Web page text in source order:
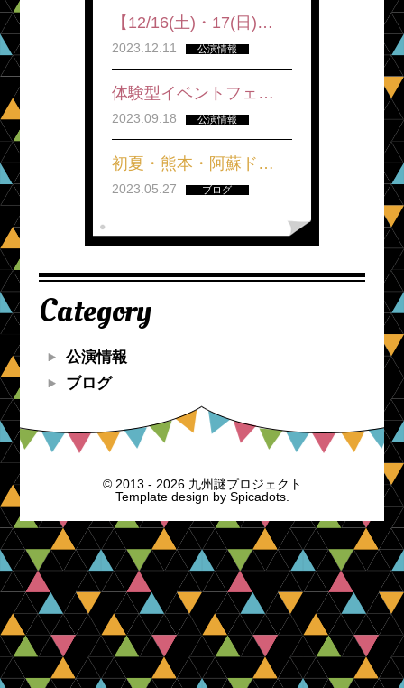
【12/16(土)・17(日)…
2023.12.11 公演情報
体験型イベントフェ…
2023.09.18 公演情報
初夏・熊本・阿蘇ド…
2023.05.27 ブログ
Category
公演情報
ブログ
© 2013 - 2026 九州謎プロジェクト
Template design by Spicadots.